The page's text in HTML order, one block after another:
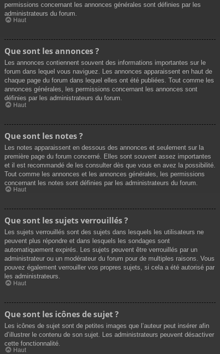
permissions concernant les annonces générales sont définies par les
administrateurs du forum.
Haut
Que sont les annonces ?
Les annonces contiennent souvent des informations importantes sur le
forum dans lequel vous naviguez. Les annonces apparaissent en haut de
chaque page du forum dans lequel elles ont été publiées. Tout comme les
annonces générales, les permissions concernant les annonces sont
définies par les administrateurs du forum.
Haut
Que sont les notes ?
Les notes apparaissent en dessous des annonces et seulement sur la
première page du forum concerné. Elles sont souvent assez importantes
et il est recommandé de les consulter dès que vous en avez la possibilité.
Tout comme les annonces et les annonces générales, les permissions
concernant les notes sont définies par les administrateurs du forum.
Haut
Que sont les sujets verrouillés ?
Les sujets verrouillés sont des sujets dans lesquels les utilisateurs ne
peuvent plus répondre et dans lesquels les sondages sont
automatiquement expirés. Les sujets peuvent être verrouillés par un
administrateur ou un modérateur du forum pour de multiples raisons. Vous
pouvez également verrouiller vos propres sujets, si cela a été autorisé par
les administrateurs.
Haut
Que sont les icônes de sujet ?
Les icônes de sujet sont de petites images que l’auteur peut insérer afin
d’illustrer le contenu de son sujet. Les administrateurs peuvent désactiver
cette fonctionnalité.
Haut